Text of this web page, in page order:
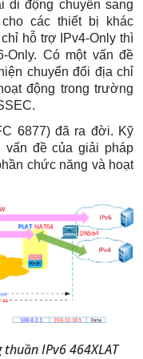
di động chuyển sang
các thiết bị khác
hỗ trợ IPv4-Only thì
Only. Có một vấn đề
chuyển đổi địa chỉ
động trong trường
6877) đã ra đời. Kỹ
vấn đề của giải pháp
chức năng và hoạt
IPv6 464XLAT